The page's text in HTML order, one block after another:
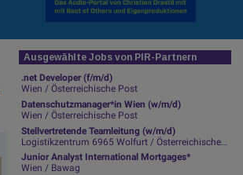
Ausgewählte Jobs von PIR-Partnern
.net Developer (f/m/d)
Wien / Österreichische Post
Datenschutzmanager*in Wien (w/m/d)
Wien / Österreichische Post
Stellvertretende Teamleitung (w/m/d)
Logistikzentrum 6965 Wolfurt / Österreichische Post
Junior Analyst International Mortgages*
Wien / Bawag